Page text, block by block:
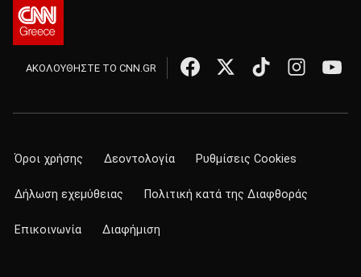
ΑΚΟΛΟΥΘΗΣΤΕ ΤΟ CNN.GR
Όροι χρήσης Δεοντολογία Ρυθμίσεις Cookies
Δήλωση εχεμύθειας Πολιτική κατά της Διαφθοράς
Επικοινωνία Διαφήμιση